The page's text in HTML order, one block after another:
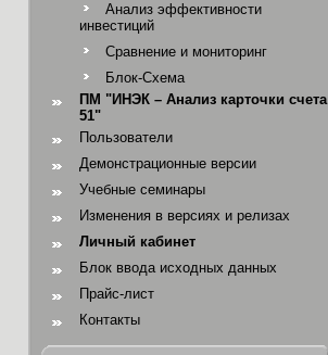
Анализ эффективности
инвестиций
Сравнение и мониторинг
Блок-Схема
ПМ "ИНЭК – Анализ карточки счета
51"
Пользователи
Демонстрационные версии
Учебные семинары
Изменения в версиях и релизах
Личный кабинет
Блок ввода исходных данных
Прайс-лист
Контакты